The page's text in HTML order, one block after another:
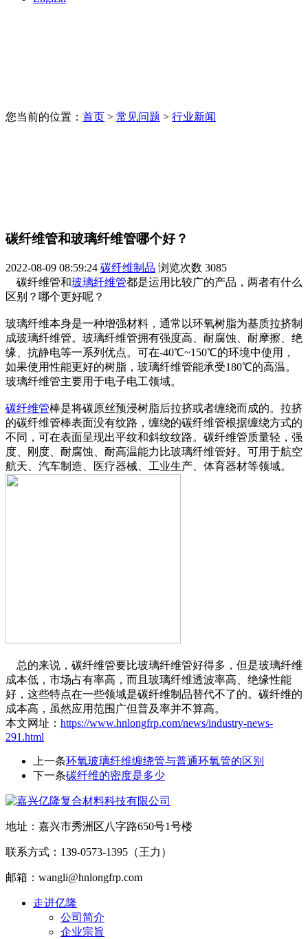
您当前的位置： 首页 > 常见问题 > 行业新闻
碳纤维管和玻璃纤维管哪个好？
2022-08-09 08:59:24 碳纤维制品 浏览次数 3085
碳纤维管和玻璃纤维管都是运用比较广的产品，两者有什么
区别？哪个更好呢？
玻璃纤维本身是一种增强材料，通常以环氧树脂为基质拉挤制
成玻璃纤维管。玻璃纤维管拥有强度高、耐腐蚀、耐摩擦、绝
缘、抗静电等一系列优点。可在-40℃~150℃的环境中使用，
如果使用性能更好的树脂，玻璃纤维管能承受180℃的高温。
玻璃纤维管主要用于电子电工领域。
碳纤维管棒是将碳原丝预浸树脂后拉挤或者缠绕而成的。拉挤
的碳纤维管棒表面没有纹路，缠绕的碳纤维管根据缠绕方式的
不同，可在表面呈现出平纹和斜纹纹路。碳纤维管质量轻，强
度、刚度、耐腐蚀、耐高温能力比玻璃纤维管好。可用于航空
航天、汽车制造、医疗器械、工业生产、体育器材等领域。
总的来说，碳纤维管要比玻璃纤维管好得多，但是玻璃纤维
成本低，市场占有率高，而且玻璃纤维透波率高、绝缘性能
好，这些特点在一些领域是碳纤维制品替代不了的。碳纤维的
成本高，虽然应用范围广但普及率并不算高。
本文网址： https://www.hnlongfrp.com/news/industry-news-
291.html
上一条环氧玻璃纤维缠绕管与普通环氧管的区别
下一条碳纤维的密度是多少
地址：嘉兴市秀洲区八字路650号1号楼
联系方式：139-0573-1395（王力）
邮箱：wangli@hnlongfrp.com
走进亿隆
公司简介
企业宗旨